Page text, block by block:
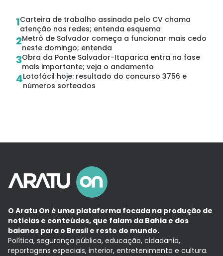
1Carteira de trabalho assinada pelo CV chama
atenção nas redes; entenda esquema
2Metrô de Salvador começa a funcionar mais cedo
neste domingo; entenda
3Obra da Ponte Salvador-Itaparica entra na fase
mais importante; veja o andamento
4Lotofácil hoje: resultado do concurso 3756 e
números sorteados
O Aratu On é uma plataforma focada na produção de
notícias e conteúdos, que falam da Bahia e dos
baianos para o Brasil e resto do mundo.
Política, segurança pública, educação, cidadania,
reportagens especiais, interior, entretenimento e cultura.